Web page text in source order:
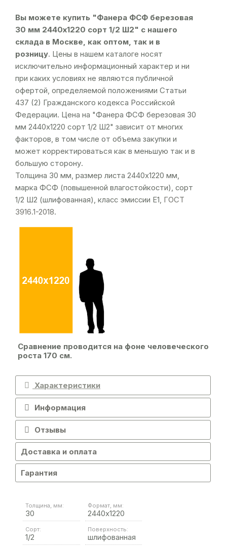
Вы можете купить "Фанера ФСФ березовая
30 мм 2440х1220 сорт 1/2 Ш2" с нашего
склада в Москве, как оптом, так и в
розницу. Цены в нашем каталоге носят
исключительно информационный характер и ни
при каких условиях не являются публичной
офертой, определяемой положениями Статьи
437 (2) Гражданского кодекса Российской
Федерации. Цена на "Фанера ФСФ березовая 30
мм 2440х1220 сорт 1/2 Ш2" зависит от многих
факторов, в том числе от объема закупки и
может корректироваться как в меньшую так и в
большую сторону.
Толщина 30 мм, размер листа 2440х1220 мм,
марка ФСФ (повышенной влагостойкости), сорт
1/2 Ш2 (шлифованная), класс эмиссии Е1, ГОСТ
3916.1-2018.
Сравнение проводится на фоне человеческого
роста 170 см.
Характеристики
Информация
Отзывы
Доставка и оплата
Гарантия
Толщина, мм:
30
Формат, мм:
2440х1220
Сорт:
1/2
Поверхность:
шлифованная